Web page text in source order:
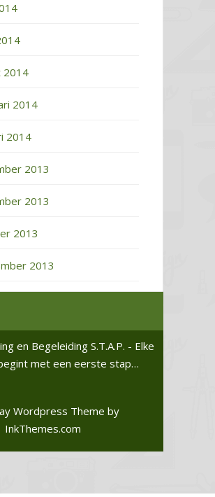
2014
2014
2014
2013
2013
2013
2013
en Begeleiding S.T.A.P. - Elke
met een eerste stap…
Wordpress Theme by
InkThemes.com